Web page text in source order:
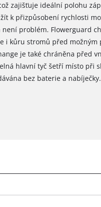
zajišťuje ideální polohu
k přizpůsobení rychlosti
není problém. Flowerguard
i kůru stromů před možným
je také chráněna před
hlavní tyč šetří místo při
bez baterie a